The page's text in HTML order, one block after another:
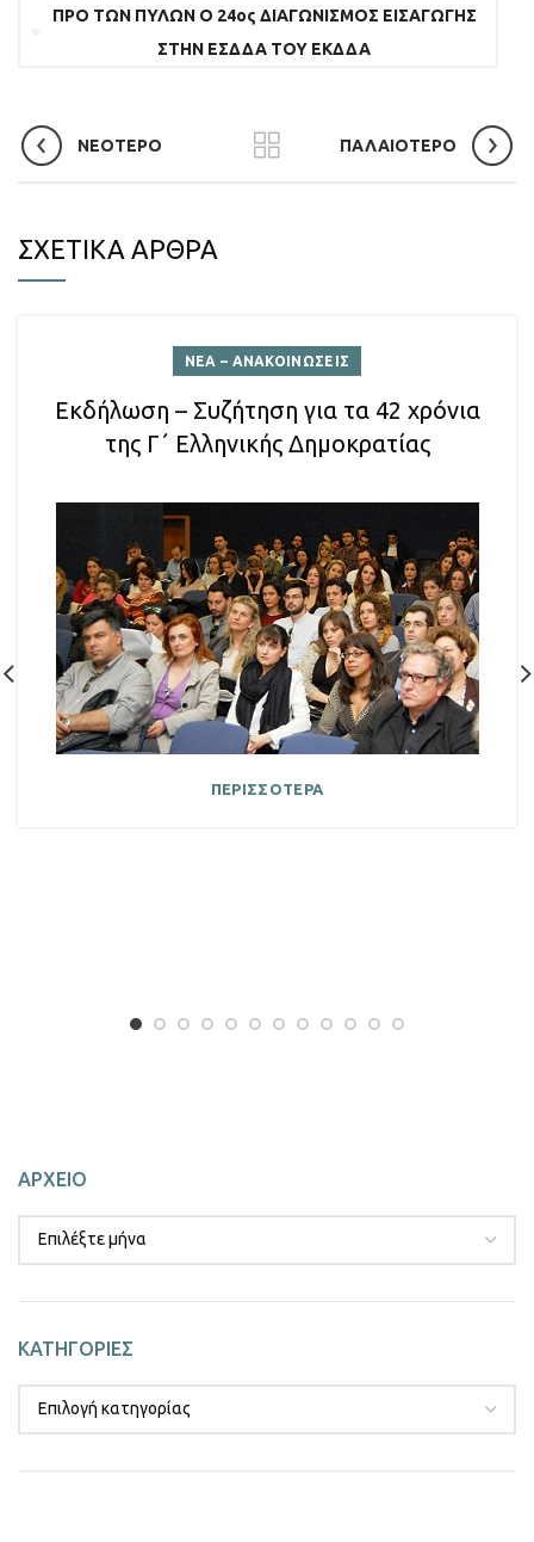
ΠΡΟ ΤΩΝ ΠΥΛΩΝ Ο 24ος ΔΙΑΓΩΝΙΣΜΟΣ ΕΙΣΑΓΩΓΗΣ
ΣΤΗΝ ΕΣΔΔΑ ΤΟΥ ΕΚΔΔΑ
ΝΕΟΤΕΡΟ ΠΑΛΑΙΟΤΕΡΟ
ΣΧΕΤΙΚΑ ΑΡΘΡΑ
ΝΕΑ – ΑΝΑΚΟΙΝΩΣΕΙΣ
Εκδήλωση – Συζήτηση για τα 42 χρόνια
της Γ΄ Ελληνικής Δημοκρατίας
ΠΕΡΙΣΣΟΤΕΡΑ
ΑΡΧΕΙΟ
ΚΑΤΗΓΟΡΙΕΣ